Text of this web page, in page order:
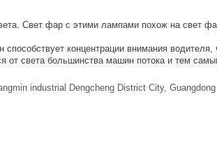
Свет фар с этими лампами похож на свет
концентрации внимания водителя,
от света большинства машин потока и тем
industrial Dengcheng District City, Guangdong